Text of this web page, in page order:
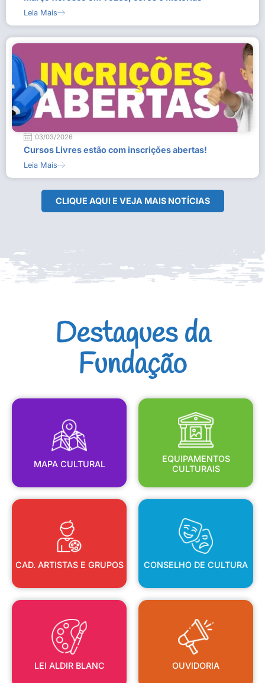
Leia Mais
03/03/2026
Cursos Livres estão com inscrições abertas!
Leia Mais
CLIQUE AQUI E VEJA MAIS NOTÍCIAS
Destaques da
Fundação
MAPA CULTURAL
MAPA CULTURAL
EQUIPAMENTOS
CULTURAIS
EQUIPAMENTOS
CULTURAIS
CAD. ARTISTAS E GRUPOS
CAD. ARTISTAS E GRUPOS
CONSELHO DE CULTURA
CONSELHO DE CULTURA
LEI ALDIR BLANC
LEI ALDIR BLANC
OUVIDORIA
OUVIDORIA